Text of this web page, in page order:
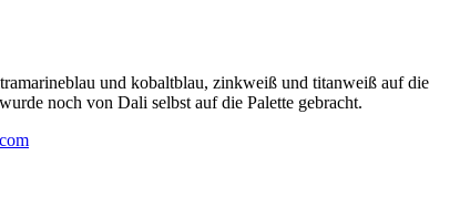
und kobaltblau, zinkweiß und titanweiß auf die
noch von Dali selbst auf die Palette gebracht.